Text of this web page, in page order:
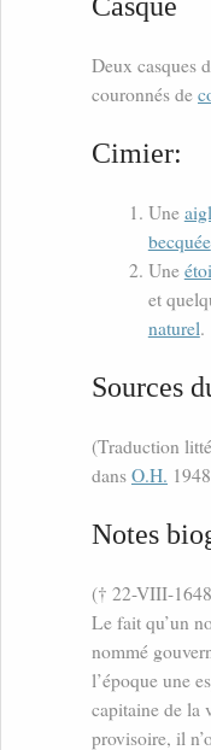
Deux casques
couronnés de
Cimier:
Une
becquée
Une
et
naturel.
Sources
(Traduction
dans O.H.
Notes
(† 22-VIII-
Le fait qu’un
nommé
l’époque une
capitaine de la
provisoire, il